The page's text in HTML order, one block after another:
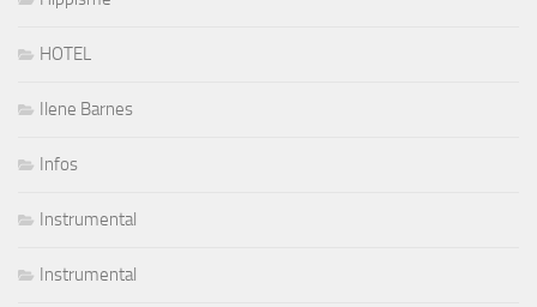
HOTEL
Ilene Barnes
Infos
Instrumental
Instrumental